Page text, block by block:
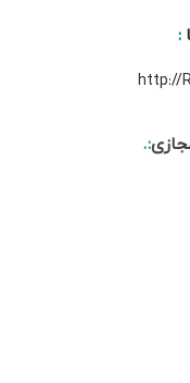
:
http://
:.